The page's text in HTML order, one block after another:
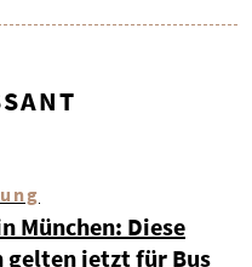
München: Diese
gelten jetzt für Bus